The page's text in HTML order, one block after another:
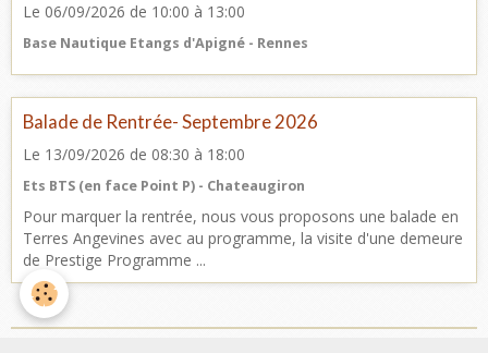
Le 06/09/2026 de 10:00 à 13:00
Base Nautique Etangs d'Apigné - Rennes
Balade de Rentrée- Septembre 2026
Le 13/09/2026 de 08:30 à 18:00
Ets BTS (en face Point P) - Chateaugiron
Pour marquer la rentrée, nous vous proposons une balade en
Terres Angevines avec au programme, la visite d'une demeure
de Prestige Programme ...